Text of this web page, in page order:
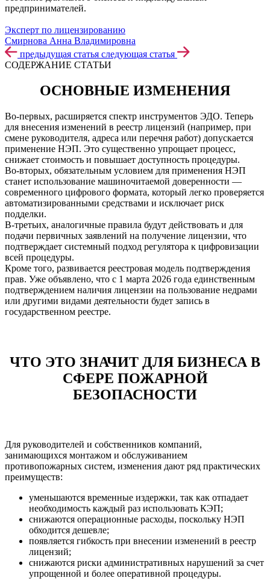
предпринимателей.
Эксперт по лицензированию
Смирнова Анна Владимировна
предыдущая статья следующая статья
СОДЕРЖАНИЕ СТАТЬИ
ОСНОВНЫЕ ИЗМЕНЕНИЯ
Во-первых, расширяется спектр инструментов ЭДО. Теперь
для внесения изменений в реестр лицензий (например, при
смене руководителя, адреса или перечня работ) допускается
применение НЭП. Это существенно упрощает процесс,
снижает стоимость и повышает доступность процедуры.
Во-вторых, обязательным условием для применения НЭП
станет использование машиночитаемой доверенности —
современного цифрового формата, который легко проверяется
автоматизированными средствами и исключает риск
подделки.
В-третьих, аналогичные правила будут действовать и для
подачи первичных заявлений на получение лицензии, что
подтверждает системный подход регулятора к цифровизации
всей процедуры.
Кроме того, развивается реестровая модель подтверждения
прав. Уже объявлено, что с 1 марта 2026 года единственным
подтверждением наличия лицензии на пользование недрами
или другими видами деятельности будет запись в
государственном реестре.
ЧТО ЭТО ЗНАЧИТ ДЛЯ БИЗНЕСА В
СФЕРЕ ПОЖАРНОЙ
БЕЗОПАСНОСТИ
Для руководителей и собственников компаний,
занимающихся монтажом и обслуживанием
противопожарных систем, изменения дают ряд практических
преимуществ:
уменьшаются временные издержки, так как отпадает
необходимость каждый раз использовать КЭП;
снижаются операционные расходы, поскольку НЭП
обходится дешевле;
появляется гибкость при внесении изменений в реестр
лицензий;
снижаются риски административных нарушений за счет
упрощенной и более оперативной процедуры.